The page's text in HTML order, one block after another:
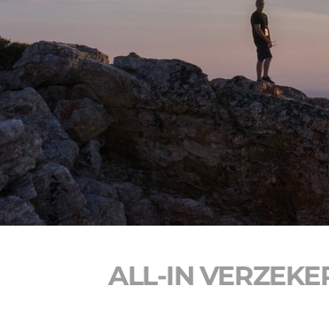
ALL-IN